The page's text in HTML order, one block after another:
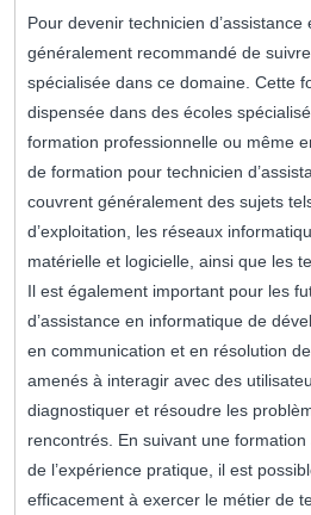
Pour devenir technicien
généralement recommandé de
spécialisée dans ce domaine. Cette
dispensée dans des écoles
formation professionnelle ou même
de formation pour technicien
couvrent généralement des sujets
d’exploitation, les réseaux
matérielle et logicielle, ainsi que les
Il est également important pour les
d’assistance en informatique de
en communication et en résolution
amenés à interagir avec des
diagnostiquer et résoudre les
rencontrés. En suivant une
de l’expérience pratique, il est
efficacement à exercer le métier de